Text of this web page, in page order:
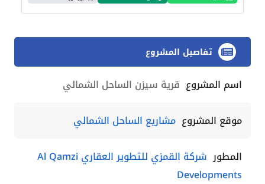
تفاصيل المشروع
اسم المشروع قرية سيزن الساحل الشمالي
موقع المشروع مشاريع الساحل الشمالي
المطور
شركة القمزي للتطوير العقاري Al Qamzi
Developments